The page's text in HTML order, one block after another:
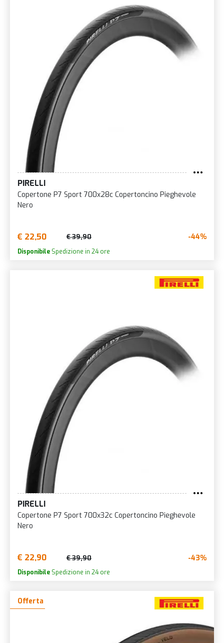
PIRELLI
Copertone P7 Sport 700x28c Copertoncino Pieghevole
Nero
€ 22,50 € 39,90 -44%
Disponibile Spedizione in 24 ore
PIRELLI
Copertone P7 Sport 700x32c Copertoncino Pieghevole
Nero
€ 22,90 € 39,90 -43%
Disponibile Spedizione in 24 ore
Offerta